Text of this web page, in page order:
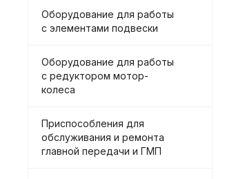
Оборудование для работы
с элементами подвески
Оборудование для работы
с редуктором мотор-
колеса
Приспособления для
обслуживания и ремонта
главной передачи и ГМП